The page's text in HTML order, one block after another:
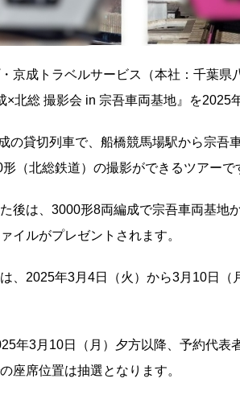
京成トラベルサービス（本社：千葉県
×北総 撮影会 in 宗吾車両基地』を2025
の貸切列車で、船橋競馬場駅から宗吾
（北総鉄道）の撮影ができるツアー
後は、3000形8両編成で宗吾車両基地
イルがプレゼントされます。
、2025年3月4日（火）から3月10日
年3月10日（月）夕方以降、予約代表
座席位置は抽選となります。